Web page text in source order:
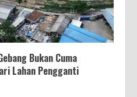
Bukan Cuma
Lahan Pengganti